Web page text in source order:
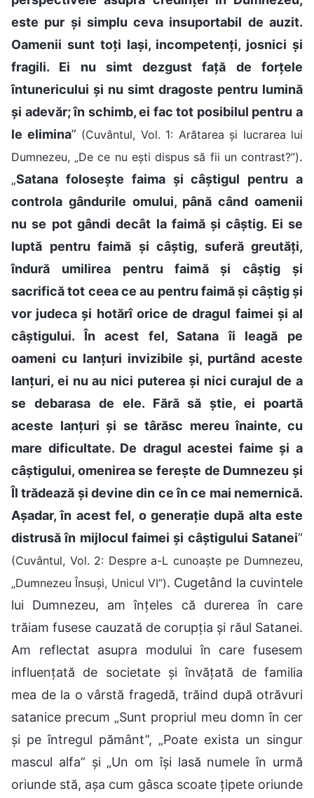
este pur și simplu ceva insuportabil de auzit.
Oamenii sunt toți lași, incompetenți, josnici și
fragili. Ei nu simt dezgust față de forțele
întunericului și nu simt dragoste pentru lumină
și adevăr; în schimb, ei fac tot posibilul pentru a
le elimina” (Cuvântul, Vol. 1: Arătarea și lucrarea lui
Dumnezeu, „De ce nu ești dispus să fii un contrast?”).
„Satana folosește faima și câștigul pentru a
controla gândurile omului, până când oamenii
nu se pot gândi decât la faimă și câștig. Ei se
luptă pentru faimă și câștig, suferă greutăți,
îndură umilirea pentru faimă și câștig și
sacrifică tot ceea ce au pentru faimă și câștig și
vor judeca și hotărî orice de dragul faimei și al
câștigului. În acest fel, Satana îi leagă pe
oameni cu lanțuri invizibile și, purtând aceste
lanțuri, ei nu au nici puterea și nici curajul de a
se debarasa de ele. Fără să știe, ei poartă
aceste lanțuri și se târăsc mereu înainte, cu
mare dificultate. De dragul acestei faime și a
câștigului, omenirea se ferește de Dumnezeu și
Îl trădează și devine din ce în ce mai nemernică.
Așadar, în acest fel, o generație după alta este
distrusă în mijlocul faimei și câștigului Satanei”
(Cuvântul, Vol. 2: Despre a-L cunoaște pe Dumnezeu,
„Dumnezeu Însuși, Unicul VI”). Cugetând la cuvintele
lui Dumnezeu, am înțeles că durerea în care
trăiam fusese cauzată de corupția și răul Satanei.
Am reflectat asupra modului în care fusesem
influențată de societate și învățată de familia
mea de la o vârstă fragedă, trăind după otrăvuri
satanice precum „Sunt propriul meu domn în cer
și pe întregul pământ”, „Poate exista un singur
mascul alfa” și „Un om își lasă numele în urmă
oriunde stă, așa cum gâsca scoate țipete oriunde